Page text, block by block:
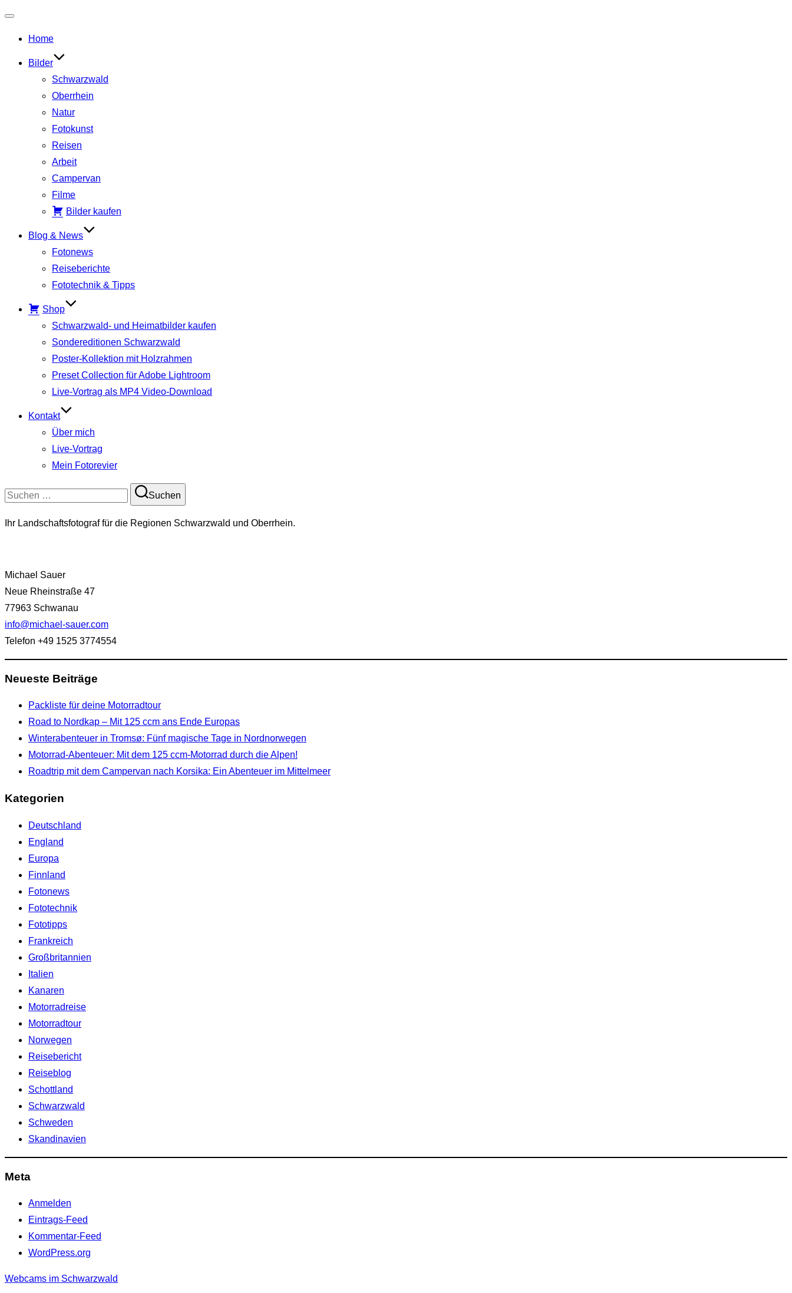
umschalten
Home
Bilder
Schwarzwald
Oberrhein
Natur
Fotokunst
Reisen
Arbeit
Campervan
Filme
Bilder kaufen
Blog & News
Fotonews
Reiseberichte
Fototechnik & Tipps
Shop
Schwarzwald- und Heimatbilder kaufen
Sondereditionen Schwarzwald
Poster-Kollektion mit Holzrahmen
Preset Collection für Adobe Lightroom
Live-Vortrag als MP4 Video-Download
Kontakt
Über mich
Live-Vortrag
Mein Fotorevier
Suchen
Suchen
Ihr Landschaftsfotograf für die Regionen Schwarzwald und Oberrhein.
Michael Sauer
Neue Rheinstraße 47
77963 Schwanau
info@michael-sauer.com
Telefon +49 1525 3774554
Neueste Beiträge
Packliste für deine Motorradtour
Road to Nordkap – Mit 125 ccm ans Ende Europas
Winterabenteuer in Tromsø: Fünf magische Tage in Nordnorwegen
Motorrad-Abenteuer: Mit dem 125 ccm-Motorrad durch die Alpen!
Roadtrip mit dem Campervan nach Korsika: Ein Abenteuer im Mittelmeer
Kategorien
Deutschland
England
Europa
Finnland
Fotonews
Fototechnik
Fototipps
Frankreich
Großbritannien
Italien
Kanaren
Motorradreise
Motorradtour
Norwegen
Reisebericht
Reiseblog
Schottland
Schwarzwald
Schweden
Skandinavien
Meta
Anmelden
Eintrags-Feed
Kommentar-Feed
WordPress.org
Webcams im Schwarzwald